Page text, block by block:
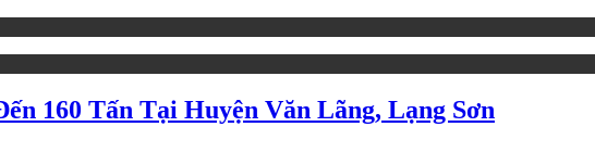
160 Tấn Tại Huyện Văn Lãng, Lạng Sơn